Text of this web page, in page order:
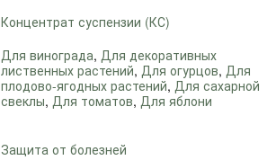
Концентрат суспензии (КС)
Для винограда, Для декоративных
лиственных растений, Для огурцов, Для
плодово-ягодных растений, Для сахарной
свеклы, Для томатов, Для яблони
Защита от болезней